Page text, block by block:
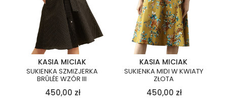
KASIA MICIAK
SUKIENKA SZMIZJERKA
BRÛLÉE WZÓR III
450,00 zł
KASIA MICIAK
SUKIENKA MIDI W KWIATY
ZŁOTA
450,00 zł